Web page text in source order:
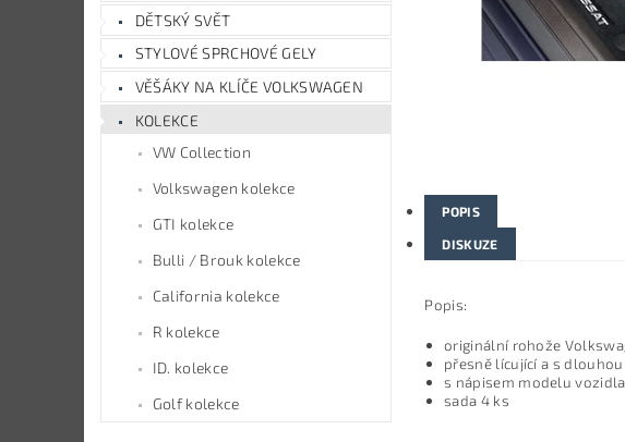
DĚTSKÝ SVĚT
STYLOVÉ SPRCHOVÉ GELY
VĚŠÁKY NA KLÍČE VOLKSWAGEN
KOLEKCE
VW Collection
Volkswagen kolekce
GTI kolekce
Bulli / Brouk kolekce
California kolekce
R kolekce
ID. kolekce
Golf kolekce
POPIS
DISKUZE
Popis:
originální rohože
přesně lícující a s
s nápisem modelu vozidla
sada 4 ks